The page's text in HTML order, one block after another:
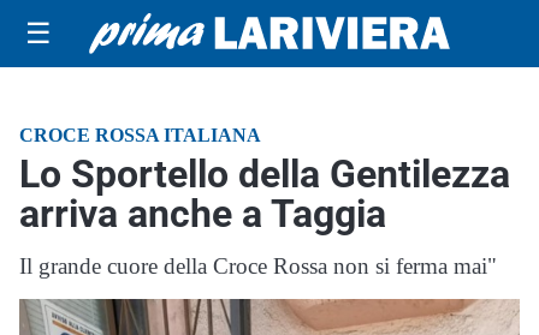
☰
CROCE ROSSA ITALIANA
Lo Sportello della Gentilezza
arriva anche a Taggia
Il grande cuore della Croce Rossa non si ferma mai"